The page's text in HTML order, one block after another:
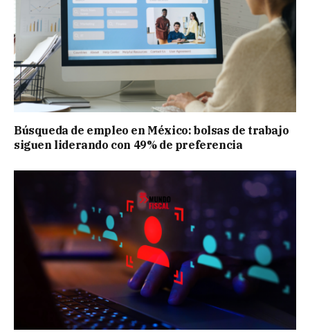
Búsqueda de empleo en México: bolsas de trabajo
siguen liderando con 49% de preferencia